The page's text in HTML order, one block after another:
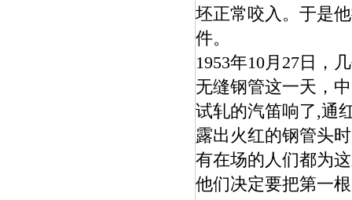
坯正常咬入。于是
件。
1953年10月27日，
无缝钢管这一天，
试轧的汽笛响了,通
露出火红的钢管头
有在场的人们都为
他们决定要把第一